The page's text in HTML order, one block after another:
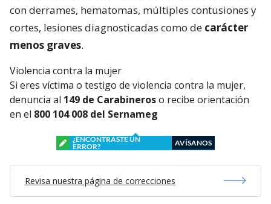
con derrames, hematomas, múltiples contusiones y
cortes, lesiones diagnosticadas como de carácter
menos graves.
Violencia contra la mujer
Si eres víctima o testigo de violencia contra la mujer,
denuncia al 149 de Carabineroso recibe orientación
en el 800 104 008 del Sernameg
¿ENCONTRASTE UN
ERROR?
AVÍSANOS
Revisa nuestra página de correcciones